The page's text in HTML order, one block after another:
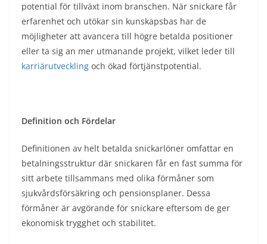
potential för tillväxt inom branschen. När snickare får
erfarenhet och utökar sin kunskapsbas har de
möjligheter att avancera till högre betalda positioner
eller ta sig an mer utmanande projekt, vilket leder till
karriärutveckling och ökad förtjänstpotential.
Definition och Fördelar
Definitionen av helt betalda snickarlöner omfattar en
betalningsstruktur där snickaren får en fast summa för
sitt arbete tillsammans med olika förmåner som
sjukvårdsförsäkring och pensionsplaner. Dessa
förmåner är avgörande för snickare eftersom de ger
ekonomisk trygghet och stabilitet.